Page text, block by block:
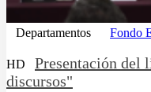
Departamentos Fondo
HD Presentación del
discursos"